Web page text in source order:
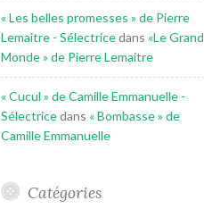
« Les belles promesses » de Pierre
Lemaitre - Sélectricedans «Le Grand
Monde » de Pierre Lemaitre
« Cucul » de Camille Emmanuelle -
Sélectricedans « Bombasse » de
Camille Emmanuelle
Catégories